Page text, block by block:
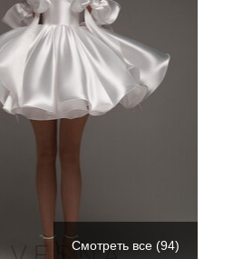
Смотреть все (94)